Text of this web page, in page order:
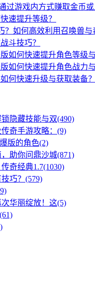
过游戏内方式赚取金币或
速提升等级？
？如何高效利用召唤兽与
斗技巧？
如何快速提升角色等级
如何快速提升角色战力
何快速升级与获取装备？
隐藏技能与双(490)
奇手游攻略：(9)
版的角色(2)
助你问鼎沙城(871)
奇经典1.7(1030)
巧？(579)
华丽绽放！这(5)